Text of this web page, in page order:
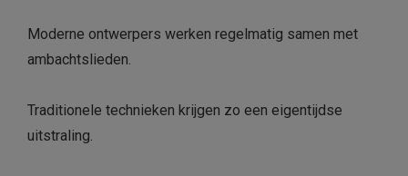
Moderne ontwerpers werken regelmatig samen met
ambachtslieden.
Traditionele technieken krijgen zo een eigentijdse
uitstraling.